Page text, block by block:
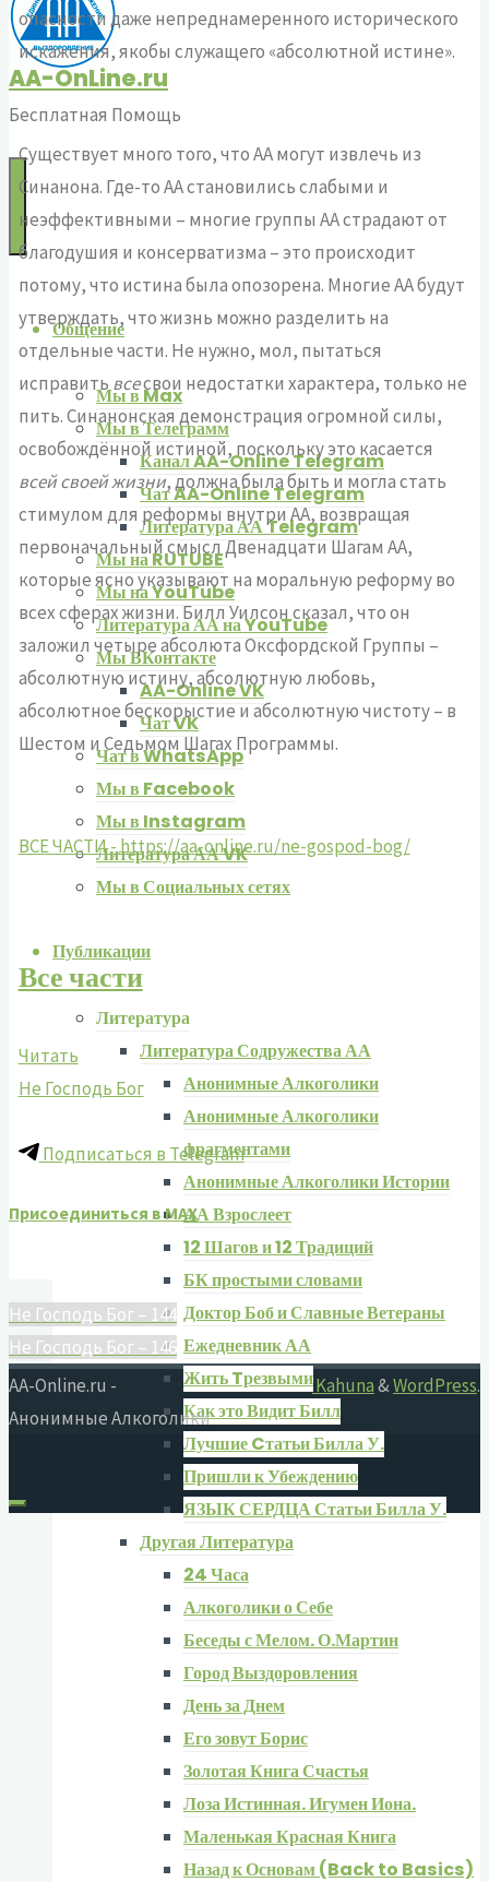
AA-OnLine.ru
Бесплатная Помощь
Общение
Мы в Max
Мы в Телеграмм
Канал AA-Online Telegram
Чат AA-Online Telegram
Литература АА Telegram
Мы на RUTUBE
Мы на YouTube
Литература АА на YouTube
Мы ВКонтакте
AA-Online VK
Чат VK
Чат в WhatsApp
Мы в Facebook
Мы в Instagram
Литература АА VK
Мы в Социальных сетях
Публикации
Литература
Литература Содружества АА
Анонимные Алкоголики
Анонимные Алкоголики
фрагментами
Анонимные Алкоголики Истории
АА Взрослеет
12 Шагов и 12 Традиций
БК простыми словами
Доктор Боб и Славные Ветераны
Ежедневник АА
Жить Tрезвыми
Как это Видит Билл
Лучшие Cтатьи Билла У.
Пришли к Убеждению
ЯЗЫК СЕРДЦА Статьи Билла У.
Другая Литература
24 Часа
Алкоголики о Себе
Беседы с Мелом. О.Мартин
Город Выздоровления
День за Днем
Его зовут Борис
Золотая Книга Счастья
Лоза Истинная. Игумен Иона.
Маленькая Красная Книга
Назад к Основам (Back to Basics)
опасности даже непреднамеренного исторического
искажения, якобы служащего «абсолютной истине».
Существует много того, что АА могут извлечь из
Синанона. Где-то АА становились слабыми и
неэффективными – многие группы АА страдают от
благодушия и консерватизма – это происходит
потому, что истина была опозорена. Многие АА будут
утверждать, что жизнь можно разделить на
отдельные части. Не нужно, мол, пытаться
исправить всесвои недостатки характера, только не
пить. Синанонская демонстрация огромной силы,
освобождённой истиной, поскольку это касается
всей своей жизни, должна была быть и могла стать
стимулом для реформы внутри АА, возвращая
первоначальный смысл Двенадцати Шагам АА,
которые ясно указывают на моральную реформу во
всех сферах жизни. Билл Уилсон сказал, что он
заложил четыре абсолюта Оксфордской Группы –
абсолютную истину, абсолютную любовь,
абсолютное бескорыстие и абсолютную чистоту – в
Шестом и Седьмом Шагах Программы.
ВСЕ ЧАСТИ - https://aa-online.ru/ne-gospod-bog/
Все части
Читать
Не Господь Бог
Подписаться в Telegram
Присоединиться в MAX
Не Господь Бог – 144
Не Господь Бог – 146
Работает наKahuna&WordPress.
AA-Online.ru -
Анонимные Алкоголики